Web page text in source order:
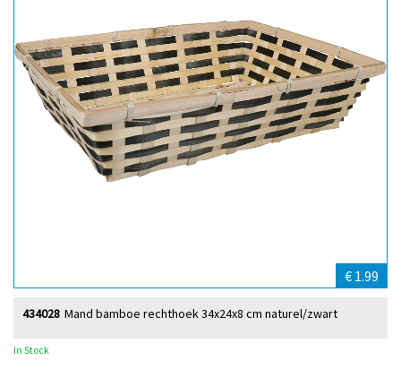
€ 1.99
Mand bamboe rechthoek 34x24x8 cm naturel/zwart
434028
In Stock